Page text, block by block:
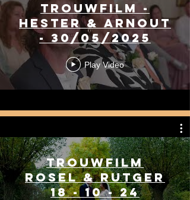
Trouwfilm -
Hester & Arnout
- 30/05/2025
Play Video
Trouwfilm
Rosel & Rutger
18 - 10 - 24